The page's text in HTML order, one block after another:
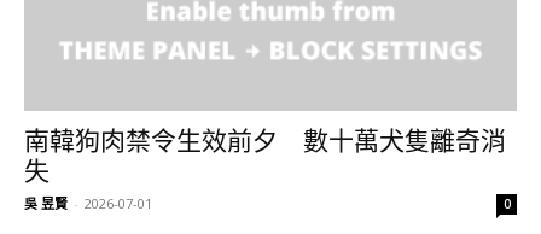
南韓狗肉禁令生效前夕 數十萬犬隻離奇消
失
吳 昱賢 - 2026-07-01 0